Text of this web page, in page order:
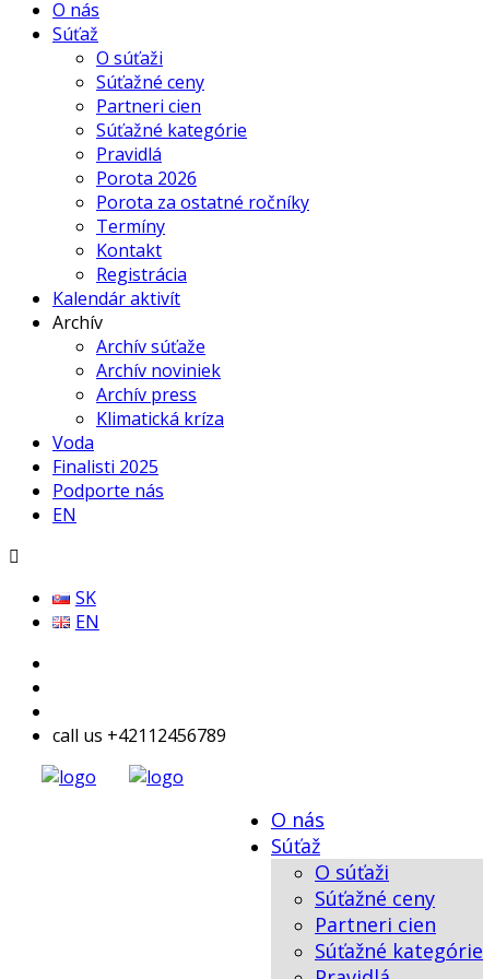
O nás
Súťaž
O súťaži
Súťažné ceny
Partneri cien
Súťažné kategórie
Pravidlá
Porota 2026
Porota za ostatné ročníky
Termíny
Kontakt
Registrácia
Kalendár aktivít
Archív
Archív súťaže
Archív noviniek
Archív press
Klimatická kríza
Voda
Finalisti 2025
Podporte nás
EN
SK
EN
call us +42112456789
O nás
Súťaž
O súťaži
Súťažné ceny
Partneri cien
Súťažné kategórie